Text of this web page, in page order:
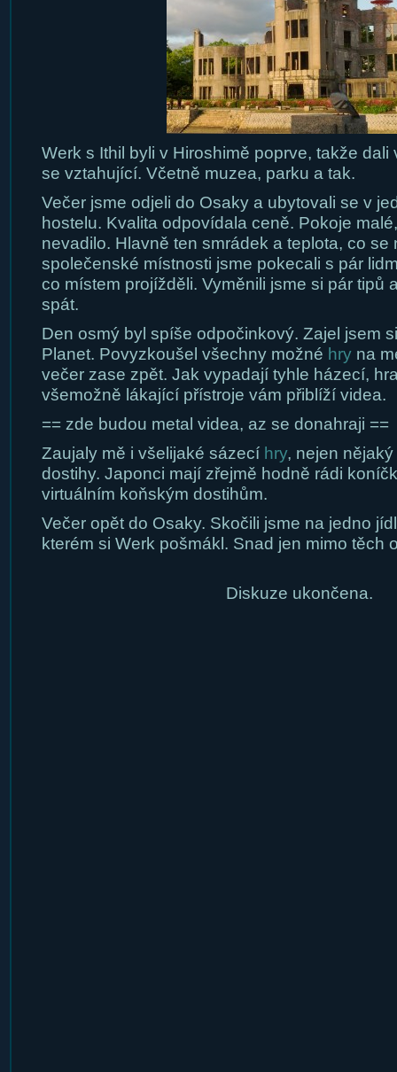
Werk s Ithil byli v Hiroshimě poprve, takže
se vztahující. Včetně muzea, parku a tak.
Večer jsme odjeli do Osaky a ubytovali se v
hostelu. Kvalita odpovídala ceně. Pokoje
nevadilo. Hlavně ten smrádek a teplota, co se
společenské místnosti jsme pokecali s pár
co místem projížděli. Vyměnili jsme si pár tipů
spát.
Den osmý byl spíše odpočinkový. Zajel jsem
Planet. Povyzkoušel všechny možné hryna
večer zase zpět. Jak vypadají tyhle házecí,
všemožně lákající přístroje vám přiblíží videa.
== zde budou metal videa, az se donahraji ==
Zaujaly mě i všelijaké sázecí hry, nejen
dostihy. Japonci mají zřejmě hodně rádi
virtuálním koňským dostihům.
Večer opět do Osaky. Skočili jsme na jedno
kterém si Werk pošmákl. Snad jen mimo těch
Diskuze ukončena.